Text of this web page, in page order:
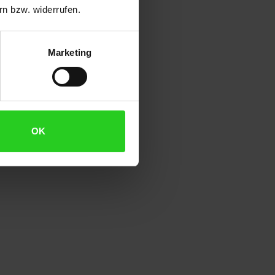
bzw. widerrufen.
Marketing
OK